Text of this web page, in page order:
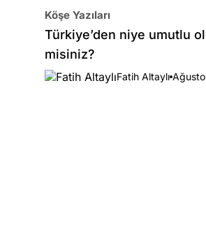
Köşe Yazıları
Türkiye’den niye umutlu
misiniz?
Fatih Altaylı